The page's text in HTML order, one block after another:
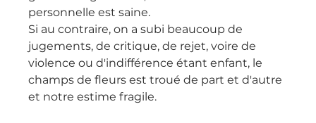
personnelle est saine.
Si au contraire, on a subi beaucoup de
jugements, de critique, de rejet, voire de
violence ou d'indifférence étant enfant, le
champs de fleurs est troué de part et d'autre
et notre estime fragile.